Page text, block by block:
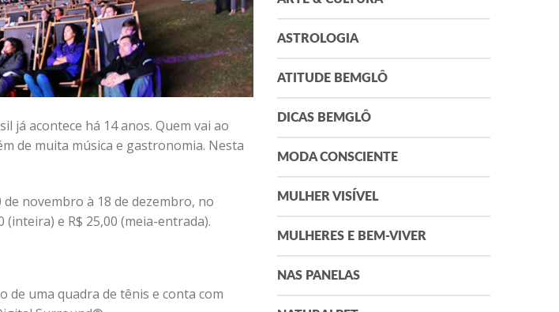
já acontece há 14 anos. Quem vai ao
de muita música e gastronomia. Nesta
novembro à 18 de dezembro, no
e R$ 25,00 (meia-entrada).
de uma quadra de tênis e conta com
ASTROLOGIA
ATITUDE BEMGLÔ
DICAS BEMGLÔ
MODA CONSCIENTE
MULHER VISÍVEL
MULHERES E BEM-VIVER
NAS PANELAS